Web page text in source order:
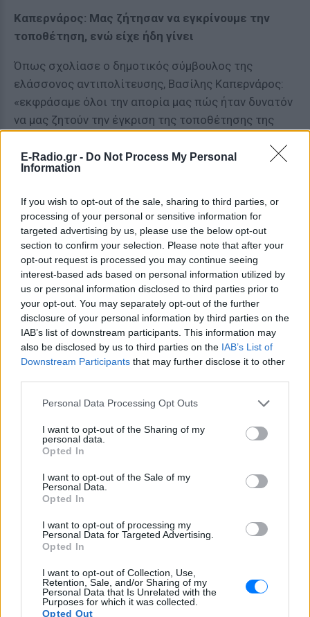
E-Radio.gr - Do Not Process My Personal
Information
If you wish to opt-out of the sale, sharing to third parties, or
processing of your personal or sensitive information for
targeted advertising by us, please use the below opt-out
section to confirm your selection. Please note that after your
opt-out request is processed you may continue seeing
interest-based ads based on personal information utilized by
us or personal information disclosed to third parties prior to
your opt-out. You may separately opt-out of the further
disclosure of your personal information by third parties on the
IAB’s list of downstream participants. This information may
also be disclosed by us to third parties on the IAB’s List of
Downstream Participants that may further disclose it to other
Personal Data Processing Opt Outs
I want to opt-out of the Sharing of my
personal data.
Opted In
I want to opt-out of the Sale of my
Personal Data.
Opted In
I want to opt-out of processing my
Personal Data for Targeted Advertising.
Opted In
I want to opt-out of Collection, Use,
Retention, Sale, and/or Sharing of my
Personal Data that Is Unrelated with the
Purposes for which it was collected.
Opted Out
Καπερνάρος: Μας ζήτησαν να εγκρίνουμε την
τοποθέτηση, ενώ είχε ήδη γίνει
Όπως σχολίασε ο δημοτικός σύμβουλος της
ελάσσονος αντιπολίτευσης, Βασίλης Καπερνάρος:
«εκφράσαμε όλοι την απορία μας πώς ήταν δυνατόν
να μας ζητούν την έγκριση της τοποθέτησης της
«Καταρχάς το δημοτικό συμβούλιο πρέπει πρώτα να
στατικότητας, αλλά και για λόγους αισθητικούς. Η
πλατεία Συντάγματος είναι η κεντρική πλατεία της
Ελλάδας και ενδέχεται κάποιος να έχει αντίρρηση.
Συνεπώς εάν είχε αντίρρηση η πλειοψηφία του
δημοτικού συμβουλίου, η ρόδα δεν θα στηνόταν.
Σημειώνεται εκτός των άλλων ότι ουδέποτε
πραγματοποιήθηκε σχετικός διαγωνισμός, ο
οποίος εφόσον είχε διενεργηθεί θα έπρεπε να
εγκριθεί επίσης από το δημοτικό συμβούλιο. Να
διευκρινίσω συν τοις άλλοις ότι δεν είχαμε την
έγκριση των αρμοδίων οργάνων της πάσης ευθύνης
για το τι επρόκειτο να συμβεί με το ζήτημα
χαρακτηριστικό πάνως ότι έως και αυτή τη στιγμή
δεν μας έχουν ενημερώσει εάν έχει
πραγματοποιηθεί τεχνικός έλεγχος, από ποιον
πραγματοποιήθηκε και τι αποφάνθηκαν τα
αφού ολοκληρωθεί η δωρεάν περίοδος, να
αποσυναρμολογηθεί η ρόδα και αφού προηγηθεί
συμβούλιο. Εκ των υστέρων να τοποθετήσουμε εκ
νέου τη ρόδα. Σημειώνεται ότι όπως προβλεπόταν